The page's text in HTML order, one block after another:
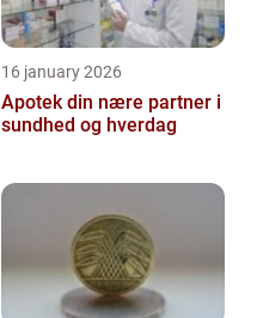
16 january 2026
Apotek din nære partner i
sundhed og hverdag